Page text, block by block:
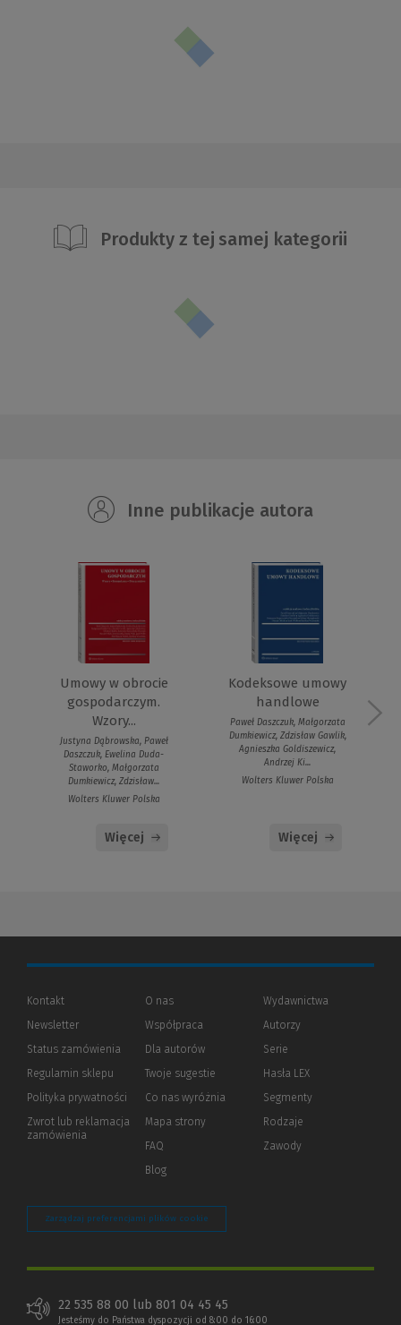
Produkty z tej samej kategorii
Inne publikacje autora
Umowy w obrocie
gospodarczym.
Wzory...
Justyna Dąbrowska, Paweł
Daszczuk, Ewelina Duda-
Staworko, Małgorzata
Dumkiewicz, Zdzisław...
Wolters Kluwer Polska
Więcej
Kodeksowe umowy
handlowe
Paweł Daszczuk, Małgorzata
Dumkiewicz, Zdzisław Gawlik,
Agnieszka Goldiszewicz,
Andrzej Ki...
Wolters Kluwer Polska
Więcej
Kontakt
Newsletter
Status zamówienia
Regulamin sklepu
Polityka prywatności (Nowe
(Link
innej
Zwrot lub reklamacja
zamówienia
O nas
Współpraca
Dla autorów(Nowe
(Link
innej
strony)
Twoje sugestie
Co nas wyróżnia
Mapa strony
FAQ
Blog
Wydawnictwa
Autorzy
Serie
Hasła LEX
Segmenty
Rodzaje
Zawody
Zarządzaj preferencjami plików cookie
22 535 88 00 lub 801 04 45 45
Jesteśmy do Państwa dyspozycji od 8:00 do 16:00